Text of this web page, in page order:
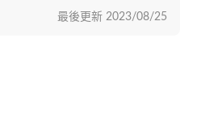
最後更新 2023/08/25